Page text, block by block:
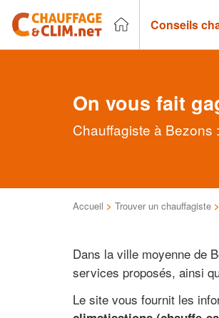
Conseils
On vous fait
Chauffagiste à Bezons
Accueil > Trouver un chauffagiste >
Dans la ville moyenne de
services proposés, ainsi
Le site vous fournit les